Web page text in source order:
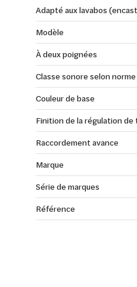
Adapté aux lavabos
Modèle
À deux poignées
Classe sonore selon
Couleur de base
Finition de la régulation
Raccordement avance
Marque
Série de marques
Référence